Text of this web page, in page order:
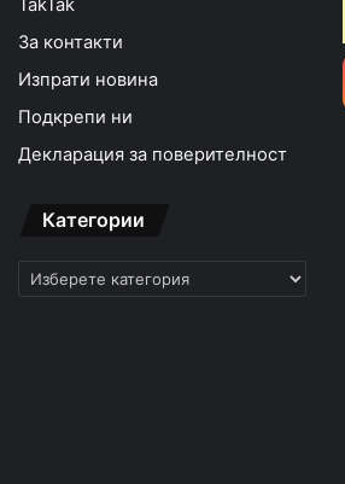
TakTak
За контакти
Изпрати новина
Подкрепи ни
Декларация за поверителност
Категории
Категории